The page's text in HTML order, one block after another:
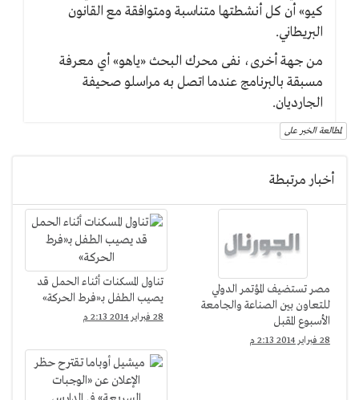
كيو» أن كل أنشطتها متناسبة ومتوافقة مع القانون
البريطاني.
من جهة أخرى، نفى محرك البحث «ياهو» أي معرفة
مسبقة بالبرنامج عندما اتصل به مراسلو صحيفة
الجارديان.
لمطالعة الخبر على
أخبار مرتبطة
مصر تستضيف المؤتمر الدولي
للتعاون بين الصناعة والجامعة
الأسبوع المقبل
28 فبراير 2014 2:13 م
تناول المسكنات أثناء الحمل قد
يصيب الطفل بـ«فرط الحركة»
28 فبراير 2014 2:13 م